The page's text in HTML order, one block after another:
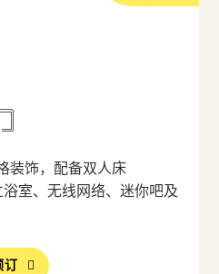
装饰，配备双人床
浴室、无线网络、迷你吧及
订